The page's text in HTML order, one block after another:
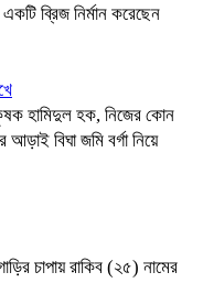
ব্রিজ নির্মান করেছেন
হামিদুল হক, নিজের কোন
বিঘা জমি বর্গা নিয়ে
চাপায় রাকিব (২৫) নামের